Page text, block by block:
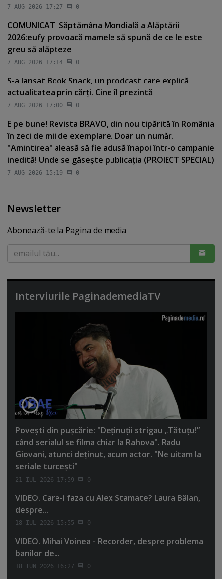
7 AUG 2026 17:27 0
COMUNICAT. Săptămâna Mondială a Alăptării
2026:eufy provoacă mamele să spună de ce le este
greu să alăpteze
7 AUG 2026 17:14 0
S-a lansat Book Snack, un prodcast care explică
actualitatea prin cărţi. Cine îl prezintă
7 AUG 2026 17:00 0
E pe bune! Revista BRAVO, din nou tipărită în România
în zeci de mii de exemplare. Doar un număr.
"Amintirea" aleasă să fie adusă înapoi într-o campanie
inedită! Unde se găseşte publicaţia (PROIECT SPECIAL)
7 AUG 2026 15:19 0
Newsletter
Abonează-te la Pagina de media
Interviurile PaginademediaTV
Poveşti din puşcărie: "Deţinuţii strigau „Tătuţu!”
când serialul se filma chiar la Rahova". Radu
Giovani, atunci deţinut, acum actor. "Ne uitam la
seriale turceşti"
21 IUL 2026 17:59 0
VIDEO. Care-i faza cu Alex Stamate? Laura Bălan,
despre...
18 IUL 2026 15:55 0
VIDEO. Mihai Voinea - Recorder, despre problema
banilor de...
18 IUN 2026 16:27 0